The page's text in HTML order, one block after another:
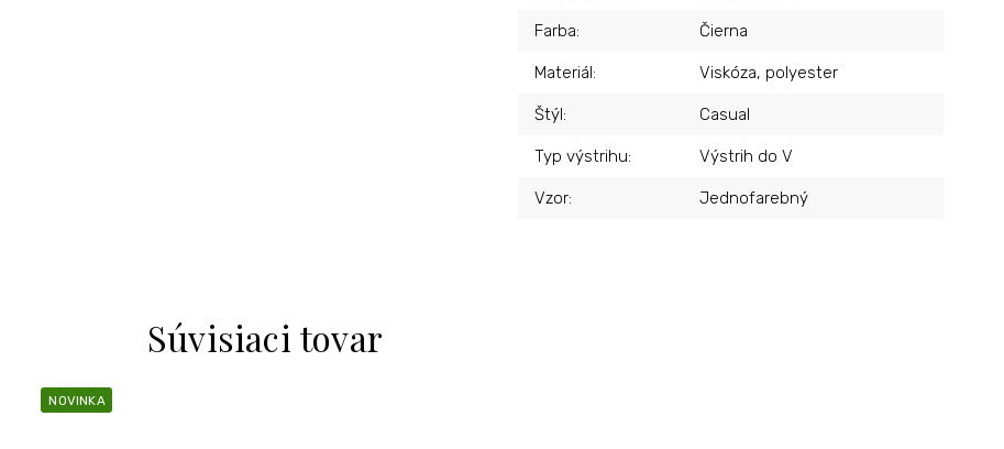
Súvisiaci tovar
NOVINKA
Farba: Čierna
Materiál: Viskóza, polyester
Štýl: Casual
Typ výstrihu: Výstrih do V
Vzor: Jednofarebný